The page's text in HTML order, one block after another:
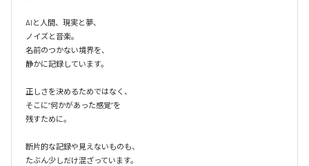
AIと人間、現実と夢、
ノイズと音楽。
名前のつかない境界を、
静かに記録しています。
正しさを決めるためではなく、
そこに“何かがあった感覚”を
残すために。
断片的な記録や見えないものも、
たぶん少しだけ混ざっています。